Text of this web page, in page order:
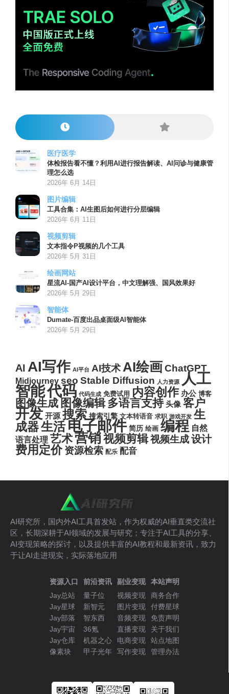
医疗医学
体检报告看不懂？利用AI进行报告解读、AI问诊与健康管
理怎么选
2026年 6月 14日
图片编辑
工具合集：AI生图后如何进行分层编辑
2026年 6月 11日
视频剪辑
文本指令P视频的几个工具
2026年 5月 31日
绘画网站
星流AI-国产AI设计平台，中文理解强、国风效果好
2026年 5月 29日
智能体
Dumate-百度出品桌面级AI智能体
2026年 5月 29日
AI AI写作 AI平台 AI技术AI绘画ChatGPT
Midjourney seo Stable Diffusion 人力资源 人工
智能代码 代码生成 免费试用 内容创作 办公 博客
图像生成 图像编辑 多语言支持 头像 客户
开发 开源 搜索 搜索引擎 文本转语音 求职 游戏开发 生
成器生活电子邮件 简历 绘画 编程 自然
语言处理 艺术营销视频剪辑视频生成设计
费用定价 资源检索 配乐 配音
AI研究所，国内外AI工具首发站，作为权威的AI垂直类交流社
区，长期深耕于AI领域的发展与研究；专注于AI工具的分享、
AI变现策略的探讨，以及提供丰富的AI教程和最新资讯，致力
于让AI走进现实，实际落地应用
资源入口
Jay总站
Jay星球
Jay部落
Jay宇宙
Jay仓库
像素块
前沿资讯
量子位
新智元
智东西
36氪
机器之心
甲子光年
副业变现
视频变现
图片变现
音频变现
直播变现
电商变现
写作变现
本站声明
商务合作
付费星球
免责声明
关于我们
站点地图
管理办法